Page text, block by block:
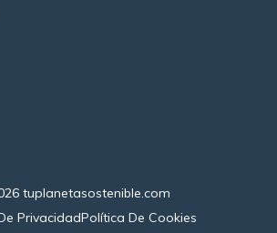
tuplanetasostenible.com
PrivacidadPolítica De Cookies